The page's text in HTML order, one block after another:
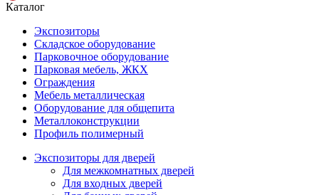
Каталог
Экспозиторы
Складское оборудование
Парковочное оборудование
Парковая мебель, ЖКХ
Ограждения
Мебель металлическая
Оборудование для общепита
Металлоконструкции
Профиль полимерный
Экспозиторы для дверей
Для межкомнатных дверей
Для входных дверей